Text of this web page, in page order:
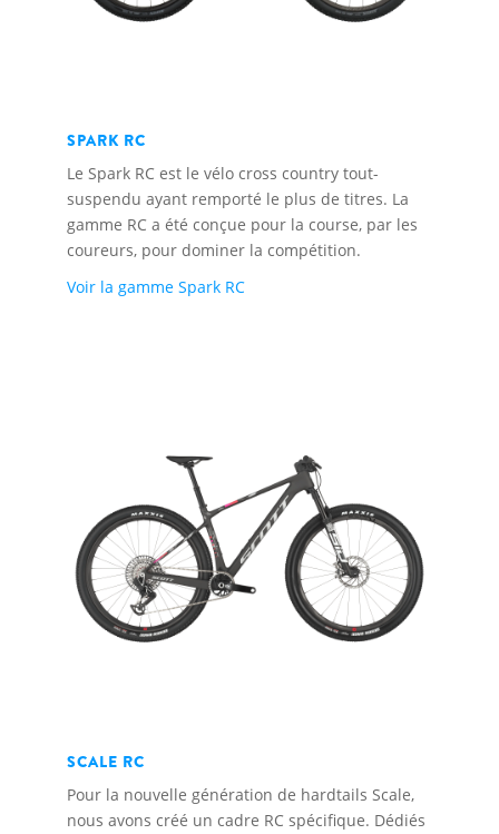
SPARK RC
Le Spark RC est le vélo cross country tout-
suspendu ayant remporté le plus de titres. La
gamme RC a été conçue pour la course, par les
coureurs, pour dominer la compétition.
Voir la gamme Spark RC
SCALE RC
Pour la nouvelle génération de hardtails Scale,
nous avons créé un cadre RC spécifique. Dédiés